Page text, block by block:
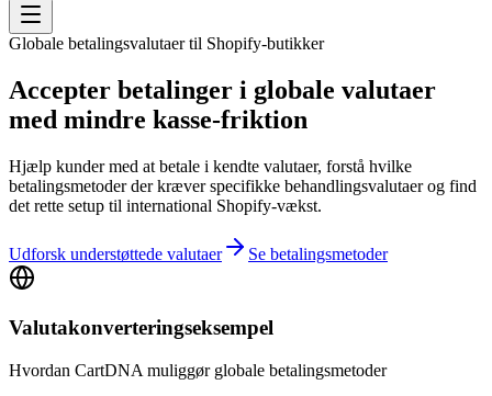
Globale betalingsvalutaer til Shopify-butikker
Accepter betalinger i globale valutaer
med mindre kasse-friktion
Hjælp kunder med at betale i kendte valutaer, forstå hvilke
betalingsmetoder der kræver specifikke behandlingsvalutaer og find
det rette setup til international Shopify-vækst.
Udforsk understøttede valutaer Se betalingsmetoder
Valutakonverteringseksempel
Hvordan CartDNA muliggør globale betalingsmetoder